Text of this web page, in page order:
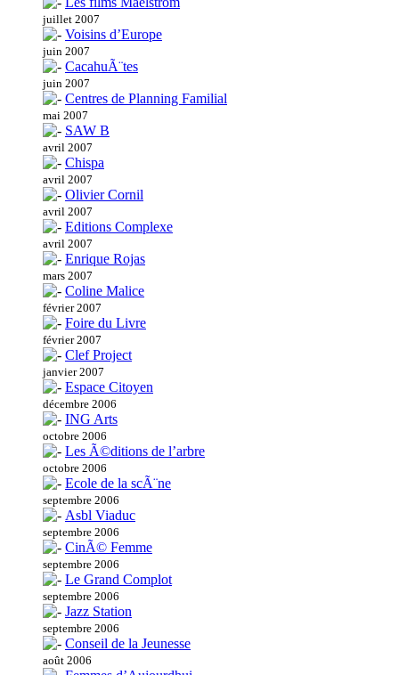
juillet 2007
Voisins d’Europe
juin 2007
CacahuÃ¨tes
juin 2007
Centres de Planning Familial
mai 2007
SAW B
avril 2007
Chispa
avril 2007
Olivier Cornil
avril 2007
Editions Complexe
avril 2007
Enrique Rojas
mars 2007
Coline Malice
février 2007
Foire du Livre
février 2007
Clef Project
janvier 2007
Espace Citoyen
décembre 2006
ING Arts
octobre 2006
Les Ã©ditions de l’arbre
octobre 2006
Ecole de la scÃ¨ne
septembre 2006
Asbl Viaduc
septembre 2006
CinÃ© Femme
septembre 2006
Le Grand Complot
septembre 2006
Jazz Station
septembre 2006
Conseil de la Jeunesse
août 2006